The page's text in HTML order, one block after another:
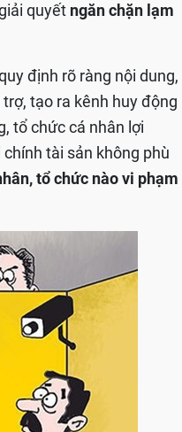
quyết ngăn chặn lạm
định rõ ràng nội dung,
tạo ra kênh huy động
tổ chức cá nhân lợi
tài sản không phù
tổ chức nào vi phạm